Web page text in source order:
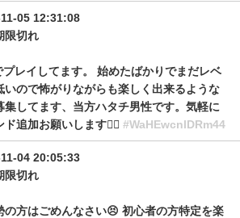
05 12:31:08
限切れ
プレイしてます。 始めたばかりでまだレベ
いので怖がりながらも楽しく出来るような
集してます、当方ハタチ男性です。気軽に
ド追加お願いします🙇‍♂️ #WaHEwcnlDRm44
04 20:05:33
限切れ
の方はごめんなさい😣 初心者の方特定を楽